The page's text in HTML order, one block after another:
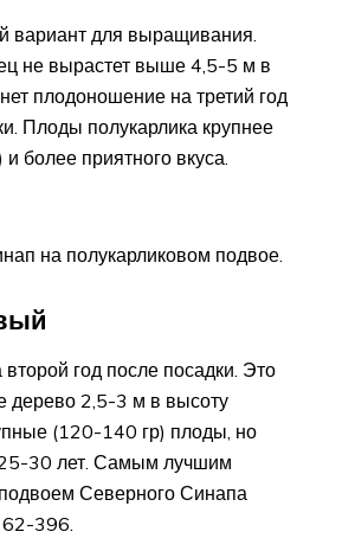
вариант для выращивания.
не вырастет выше 4,5-5 м в
плодоношение на третий год
Плоды полукарлика крупнее
более приятного вкуса.
на полукарликовом подвое.
второй год после посадки. Это
дерево 2,5-3 м в высоту
(120-140 гр) плоды, но
30 лет. Самым лучшим
Северного Синапа
62-396.